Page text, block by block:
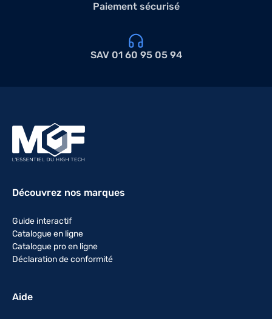
Paiement sécurisé
SAV 01 60 95 05 94
Découvrez nos marques
Guide interactif
Catalogue en ligne
Catalogue pro en ligne
Déclaration de conformité
Aide